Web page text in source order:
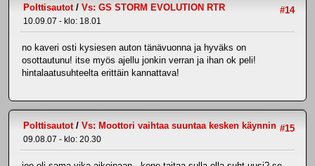
#14
Polttisautot/ Vs: GS STORM EVOLUTION RTR
10.09.07 - klo: 18.01
no kaveri osti kysiesen auton tänävuonna ja hyväks on
osottautunu! itse myös ajellu jonkin verran ja ihan ok peli!
hintalaatusuhteelta erittäin kannattava!
#15
Polttisautot/ Vs: Moottori vaihtaa suuntaa kesken käynnin
09.08.07 - klo: 20.30